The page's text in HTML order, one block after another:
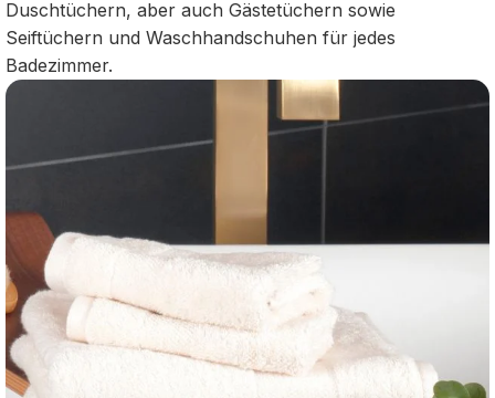
Duschtüchern, aber auch Gästetüchern sowie
Seiftüchern und Waschhandschuhen für jedes
Badezimmer.